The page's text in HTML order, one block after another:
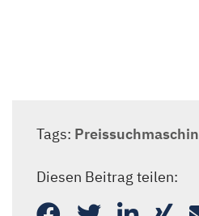
Tags:
Diesen Beitrag teilen: